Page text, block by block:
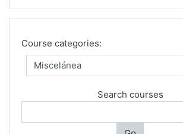
Course categories:
Search courses